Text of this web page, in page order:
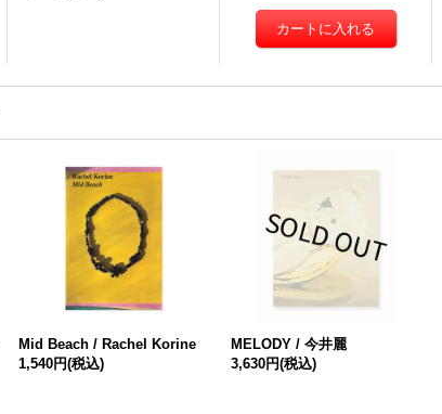
Mid Beach / Rachel Korine
1,540円(税込)
MELODY / 今井麗
3,630円(税込)